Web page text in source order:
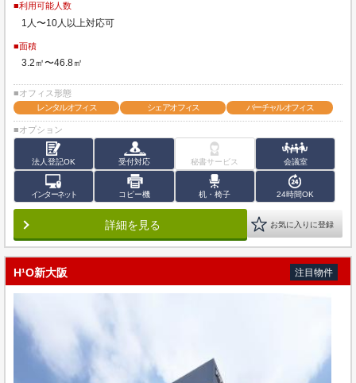
■利用可能人数
1人〜10人以上対応可
■面積
3.2㎡〜46.8㎡
■オフィス形態
レンタルオフィス
シェアオフィス バーチャルオフィス
■オプション
法人登記OK 受付対応 秘書サービス 会議室
インターネット コピー機 机・椅子 24時間OK
詳細を見る お気に入りに登録
H¹O新大阪 注目物件